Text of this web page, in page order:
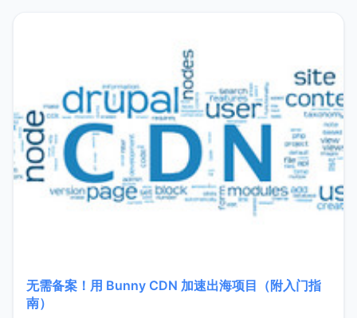
无需备案！用 Bunny CDN 加速出海项目（附入门指
南）